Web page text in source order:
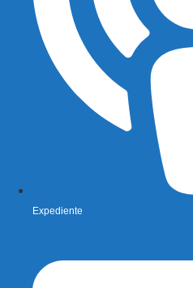
Expediente